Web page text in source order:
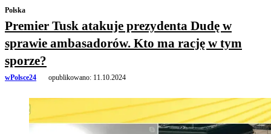
Polska
Premier Tusk atakuje prezydenta Dudę w
sprawie ambasadorów. Kto ma rację w tym
sporze?
wPolsce24 opublikowano: 11.10.2024